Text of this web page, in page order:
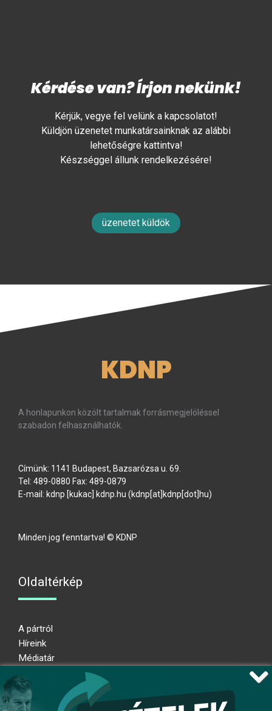
Kérdése van? Írjon nekünk!
Kérjük, vegye fel velünk a kapcsolatot!
Küldjön üzenetet munkatársainknak az alábbi
lehetőségre kattintva!
Készséggel állunk rendelkezésére!
üzenetet küldök
KDNP
A honlapunkon közölt tartalmak forrásmegjelöléssel
szabadon felhasználhatók.
Címünk: 1141 Budapest, Bazsarózsa u. 69.
Tel: 489-0880 Fax: 489-0879
E-mail: kdnp [kukac] kdnp hu (kdnp[at]kdnp[dot]hu)
Minden jog fenntartva! © KDNP
Oldaltérkép
A pártról
Híreink
Médiatár
Adatkezelési nyilatkozat
Átláthatósági nyilatkozat